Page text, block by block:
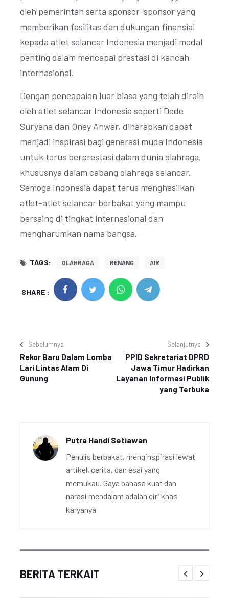
oleh pemerintah serta sponsor-sponsor yang
memberikan fasilitas dan dukungan finansial
kepada atlet selancar Indonesia menjadi modal
penting dalam mencapai prestasi di kancah
internasional.
Dengan pencapaian luar biasa yang telah diraih
oleh atlet selancar Indonesia seperti Dede
Suryana dan Oney Anwar, diharapkan dapat
menjadi inspirasi bagi generasi muda Indonesia
untuk terus berprestasi dalam dunia olahraga,
khususnya dalam cabang olahraga selancar.
Semoga Indonesia dapat terus menghasilkan
atlet-atlet selancar berbakat yang mampu
bersaing di tingkat internasional dan
mengharumkan nama bangsa.
TAGS: OLAHRAGA RENANG AIR
SHARE :
Sebelumnya
Rekor Baru Dalam Lomba
Lari Lintas Alam Di
Gunung
Selanjutnya
PPID Sekretariat DPRD
Jawa Timur Hadirkan
Layanan Informasi Publik
yang Terbuka
Putra Handi Setiawan
Penulis berbakat, menginspirasi lewat
artikel, cerita, dan esai yang
memukau. Gaya bahasa kuat dan
narasi mendalam adalah ciri khas
karyanya
BERITA TERKAIT